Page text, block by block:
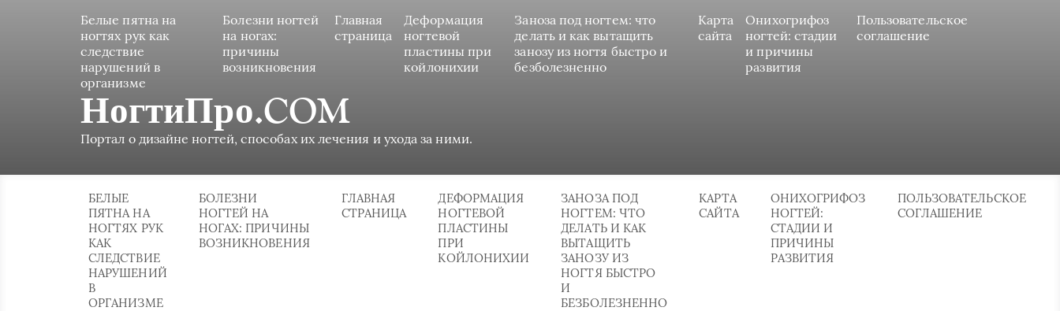
Белые пятна на
ногтях рук как
следствие
нарушений в
организме
Болезни ногтей
на ногах:
причины
возникновения
Главная
страница
Деформация
ногтевой
пластины при
койлонихии
Заноза под ногтем: что
делать и как вытащить
занозу из ногтя быстро и
безболезненно
Карта
сайта
Онихогрифоз
ногтей: стадии
и причины
развития
Пользовательское
соглашение
НогтиПро.COM
Портал о дизайне ногтей, способах их лечения и ухода за ними.
БЕЛЫЕ
ПЯТНА НА
НОГТЯХ РУК
КАК
СЛЕДСТВИЕ
НАРУШЕНИЙ
В
ОРГАНИЗМЕ
БОЛЕЗНИ
НОГТЕЙ НА
НОГАХ: ПРИЧИНЫ
ВОЗНИКНОВЕНИЯ
ГЛАВНАЯ
СТРАНИЦА
ДЕФОРМАЦИЯ
НОГТЕВОЙ
ПЛАСТИНЫ
ПРИ
КОЙЛОНИХИИ
ЗАНОЗА ПОД
НОГТЕМ: ЧТО
ДЕЛАТЬ И КАК
ВЫТАЩИТЬ
ЗАНОЗУ ИЗ
НОГТЯ БЫСТРО
И
БЕЗБОЛЕЗНЕННО
КАРТА
САЙТА
ОНИХОГРИФОЗ
НОГТЕЙ:
СТАДИИ И
ПРИЧИНЫ
РАЗВИТИЯ
ПОЛЬЗОВАТЕЛЬСКОЕ
СОГЛАШЕНИЕ